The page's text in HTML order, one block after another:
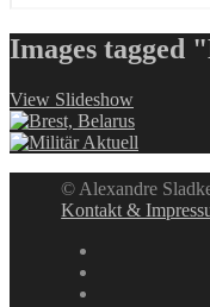
Images tagged
View Slideshow
© Alexandre
Kontakt &